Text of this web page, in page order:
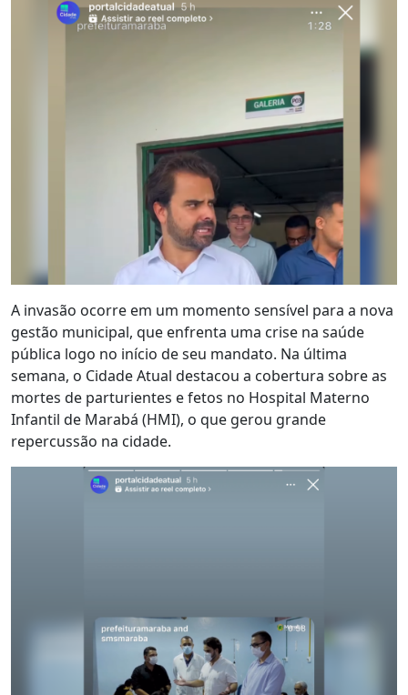
A invasão ocorre em um momento sensível para a nova
gestão municipal, que enfrenta uma crise na saúde
pública logo no início de seu mandato. Na última
semana, o Cidade Atual destacou a cobertura sobre as
mortes de parturientes e fetos no Hospital Materno
Infantil de Marabá (HMI), o que gerou grande
repercussão na cidade.